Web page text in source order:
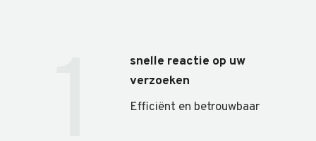
snelle reactie op uw
verzoeken
Efficiënt en betrouwbaar